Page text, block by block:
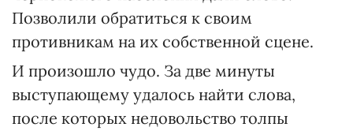
Позволили обратиться к своим
противникам на их собственной сцене.
И произошло чудо. За две минуты
выступающему удалось найти слова,
после которых недовольство толпы